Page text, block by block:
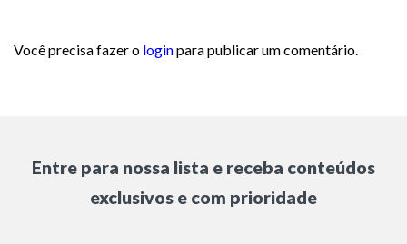
Você precisa fazer o loginpara publicar um comentário.
Entre para nossa lista e receba conteúdos
exclusivos e com prioridade